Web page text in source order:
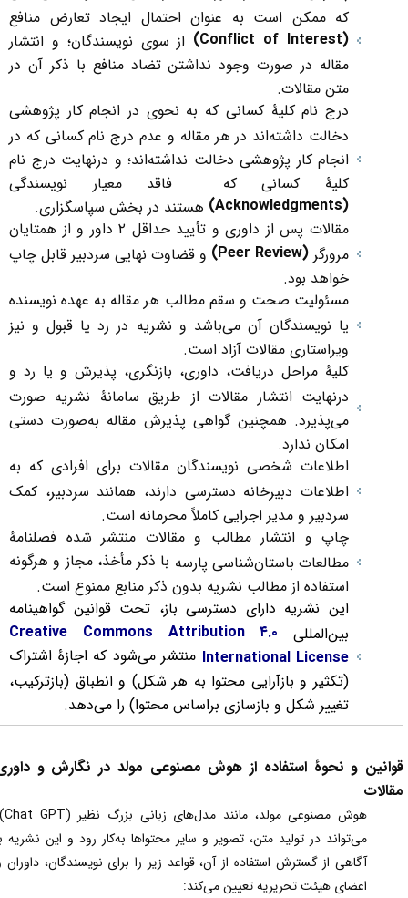
که ممکن است به عنوان احتمال ایجاد تعارض منافع
(
Conflict of Interest
)از سوی نویسندگان؛ و انتشار
مقاله در صورت وجود نداشتن تضاد منافع با ذکر آن در
متن مقالات.
درج نام کلیۀ کسانی که به نحوی در انجام کار پژوهشی
دخالت داشته‌اند در هر مقاله و عدم درج نام کسانی که در
انجام کار پژوهشی دخالت نداشته‌اند؛ و درنهایت درج نام
کلیۀ کسانی که فاقد معیار نویسندگی
Acknowledgments
)هستند در بخش سپاسگزاری.
مقالات پس از داوری و تأیید حداقل ۲ داور و از همتایان
مرورگر(
Peer Review
)و قضاوت نهایی سردبیر قابل چاپ
خواهد بود.
مسئولیت صحت و سقم مطالب هر مقاله به عهده نویسنده
یا نویسندگان آن می‌باشد و نشریه در رد یا قبول و نیز
ویراستاری مقالات آزاد است.
کلیۀ مراحل دریافت، داوری، بازنگری، پذیرش و یا رد و
درنهایت انتشار مقالات از طریق سامانۀ نشریه صورت
می‌پذیرد. همچنین گواهی پذیرش مقاله به‌صورت دستی
امکان ندارد.
اطلاعات شخصی نویسندگان مقالات برای افرادی که به
اطلاعات دبیرخانه دسترسی دارند، همانند سردبیر، کمک
سردبیر و مدیر اجرایی کاملاً محرمانه است.
چاپ و انتشار مطالب و مقالات منتشر شده فصلنامۀ
مطالعات باستان‌شناسی پارسهبا ذکر مأخذ، مجاز و هرگونه
استفاده از مطالب نشریه بدون ذکر منابع ممنوع است.
این نشریه دارای دسترسی باز، تحت قوانین گواهینامه
بین‌المللی Creative Commons Attribution ۴.۰
International Licenseمنتشر می‌شود که اجازۀ اشتراک
(تکثیر و بازآرایی محتوا به هر شکل) و انطباق (بازترکیب،
تغییر شکل و بازسازی براساس محتوا) را می‌دهد.
و نحوۀ استفاده از هوش مصنوعی مولد در نگارش و داوری
هوش مصنوعی مولد، مانند مدل‌های زبانی بزرگ نظیر (Chat GPT)،
می‌تواند در تولید متن، تصویر و سایر محتواها به‌کار رود و این نشریه با
آگاهی از گسترش استفاده از آن، قواعد زیر را برای نویسندگان، داوران و
اعضای هیئت تحریریه تعیین می‌کند: